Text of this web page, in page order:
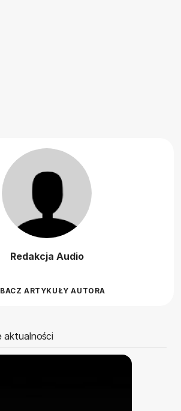
Redakcja Audio
ARTYKUŁY AUTORA
aktualności